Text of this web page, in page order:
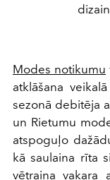
Modes notikumu
atklāšana
sezonā debitēja
un Rietumu
atspoguļo
kā saulaina rīta
vētraina vakara